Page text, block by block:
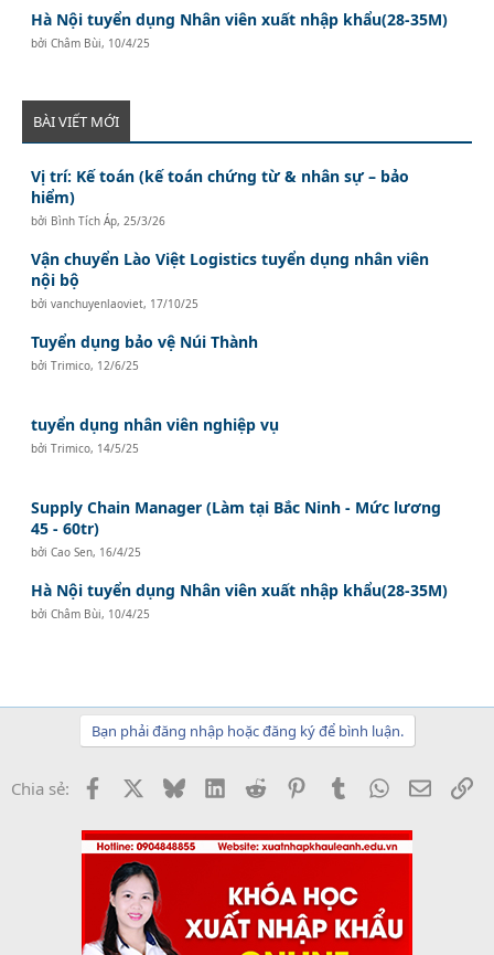
Hà Nội tuyển dụng Nhân viên xuất nhập khẩu(28-35M)
bởiChâm Bùi, 10/4/25
BÀI VIẾT MỚI
Vị trí: Kế toán (kế toán chứng từ & nhân sự – bảo
hiểm)
bởi Bình Tích Áp, 25/3/26
Vận chuyển Lào Việt Logistics tuyển dụng nhân viên
nội bộ
bởivanchuyenlaoviet, 17/10/25
Tuyển dụng bảo vệ Núi Thành
bởiTrimico, 12/6/25
tuyển dụng nhân viên nghiệp vụ
bởiTrimico, 14/5/25
Supply Chain Manager (Làm tại Bắc Ninh - Mức lương
45 - 60tr)
bởiCao Sen, 16/4/25
Hà Nội tuyển dụng Nhân viên xuất nhập khẩu(28-35M)
bởiChâm Bùi, 10/4/25
Bạn phải đăng nhập hoặc đăng ký để bình luận.
Chia sẻ: Facebook BlueskyLinkedInReddit PinterestTumblrWhatsApp
Email